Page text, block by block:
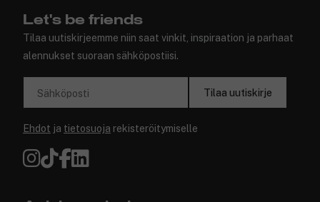
Let's be friends
Tilaa uutiskirjeemme niin saat vinkit, inspiraation ja parhaat
alennukset suoraan sähköpostiisi.
Sähköposti Tilaa uutiskirje
Ehdot ja tietosuoja rekisteröitymiselle